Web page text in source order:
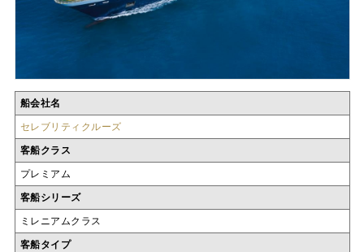
船会社名
セレブリティクルーズ
客船クラス
プレミアム
客船シリーズ
ミレニアムクラス
客船タイプ